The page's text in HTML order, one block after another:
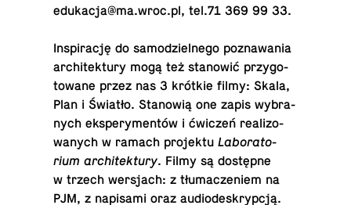
edu­ka­cja@​ma.​wroc.​pl, tel.71 369 99 33.
In­spi­ra­cję do sa­mo­dziel­ne­go po­zna­wa­nia
ar­chi­tek­tu­ry mogą też sta­no­wić przy­go­
to­wa­ne przez nas 3 krótkie filmy: Skala,
Plan i Światło. Sta­no­wią one zapis wy­bra­
nych eks­pe­ry­men­tów i ćwiczeń re­ali­zo­
wa­nych w ramach projektu La­bo­ra­to­
rium architektury. Filmy są do­stęp­ne
w trzech wer­sjach: z tłu­ma­cze­niem na
PJM, z na­pi­sa­mi oraz audiodeskrypcją.